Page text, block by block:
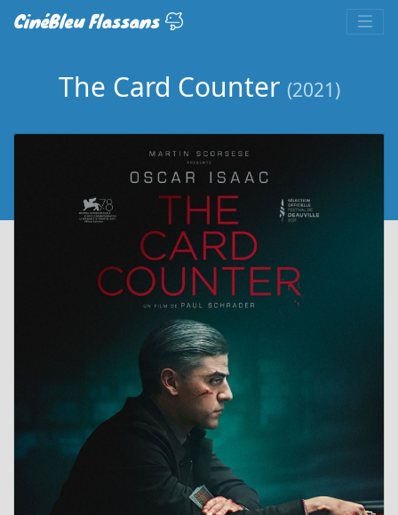
CinéBleu Flassans
The Card Counter (2021)